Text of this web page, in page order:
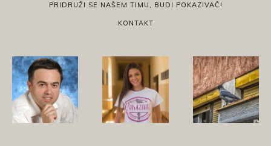
PRIDRUŽI SE NAŠEM TIMU, BUDI POKAZIVAČ!
KONTAKT